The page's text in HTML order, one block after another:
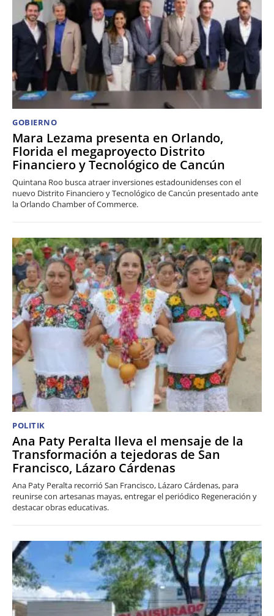
GOBIERNO
Mara Lezama presenta en Orlando,
Florida el megaproyecto Distrito
Financiero y Tecnológico de Cancún
Quintana Roo busca atraer inversiones estadounidenses con el
nuevo Distrito Financiero y Tecnológico de Cancún presentado ante
la Orlando Chamber of Commerce.
POLITIK
Ana Paty Peralta lleva el mensaje de la
Transformación a tejedoras de San
Francisco, Lázaro Cárdenas
Ana Paty Peralta recorrió San Francisco, Lázaro Cárdenas, para
reunirse con artesanas mayas, entregar el periódico Regeneración y
destacar obras educativas.